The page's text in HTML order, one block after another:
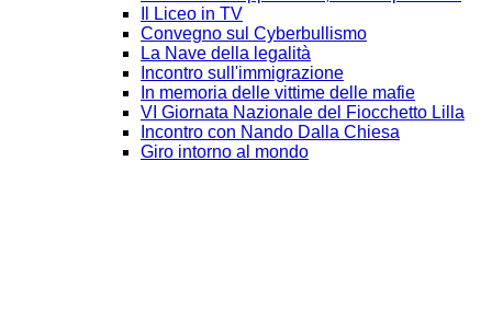
Il Liceo in TV
Convegno sul Cyberbullismo
La Nave della legalità
Incontro sull'immigrazione
In memoria delle vittime delle mafie
VI Giornata Nazionale del Fiocchetto Lilla
Incontro con Nando Dalla Chiesa
Giro intorno al mondo